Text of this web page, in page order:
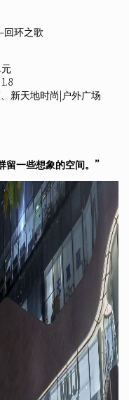
环之歌
新天地时尚|户外广场
留一些想象的空间。”